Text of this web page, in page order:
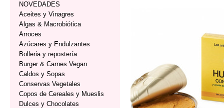
NOVEDADES
Aceites y Vinagres
Algas & Macrobiótica
Arroces
Azúcares y Endulzantes
Bolleria y repostería
Burger & Carnes Vegan
Caldos y Sopas
Conservas Vegetales
Copos de Cereales y Mueslis
Dulces y Chocolates